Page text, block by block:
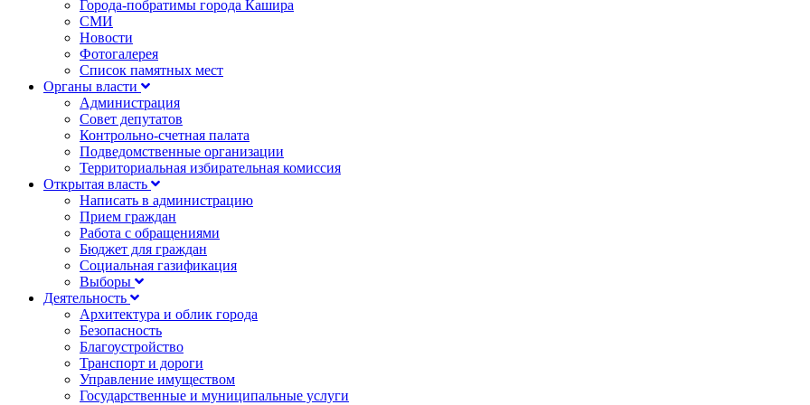
Города-побратимы города Кашира
СМИ
Новости
Фотогалерея
Список памятных мест
Органы власти
Администрация
Совет депутатов
Контрольно-счетная палата
Подведомственные организации
Территориальная избирательная комиссия
Открытая власть
Написать в администрацию
Прием граждан
Работа с обращениями
Бюджет для граждан
Социальная газификация
Выборы
Деятельность
Архитектура и облик города
Безопасность
Благоустройство
Транспорт и дороги
Управление имуществом
Государственные и муниципальные услуги